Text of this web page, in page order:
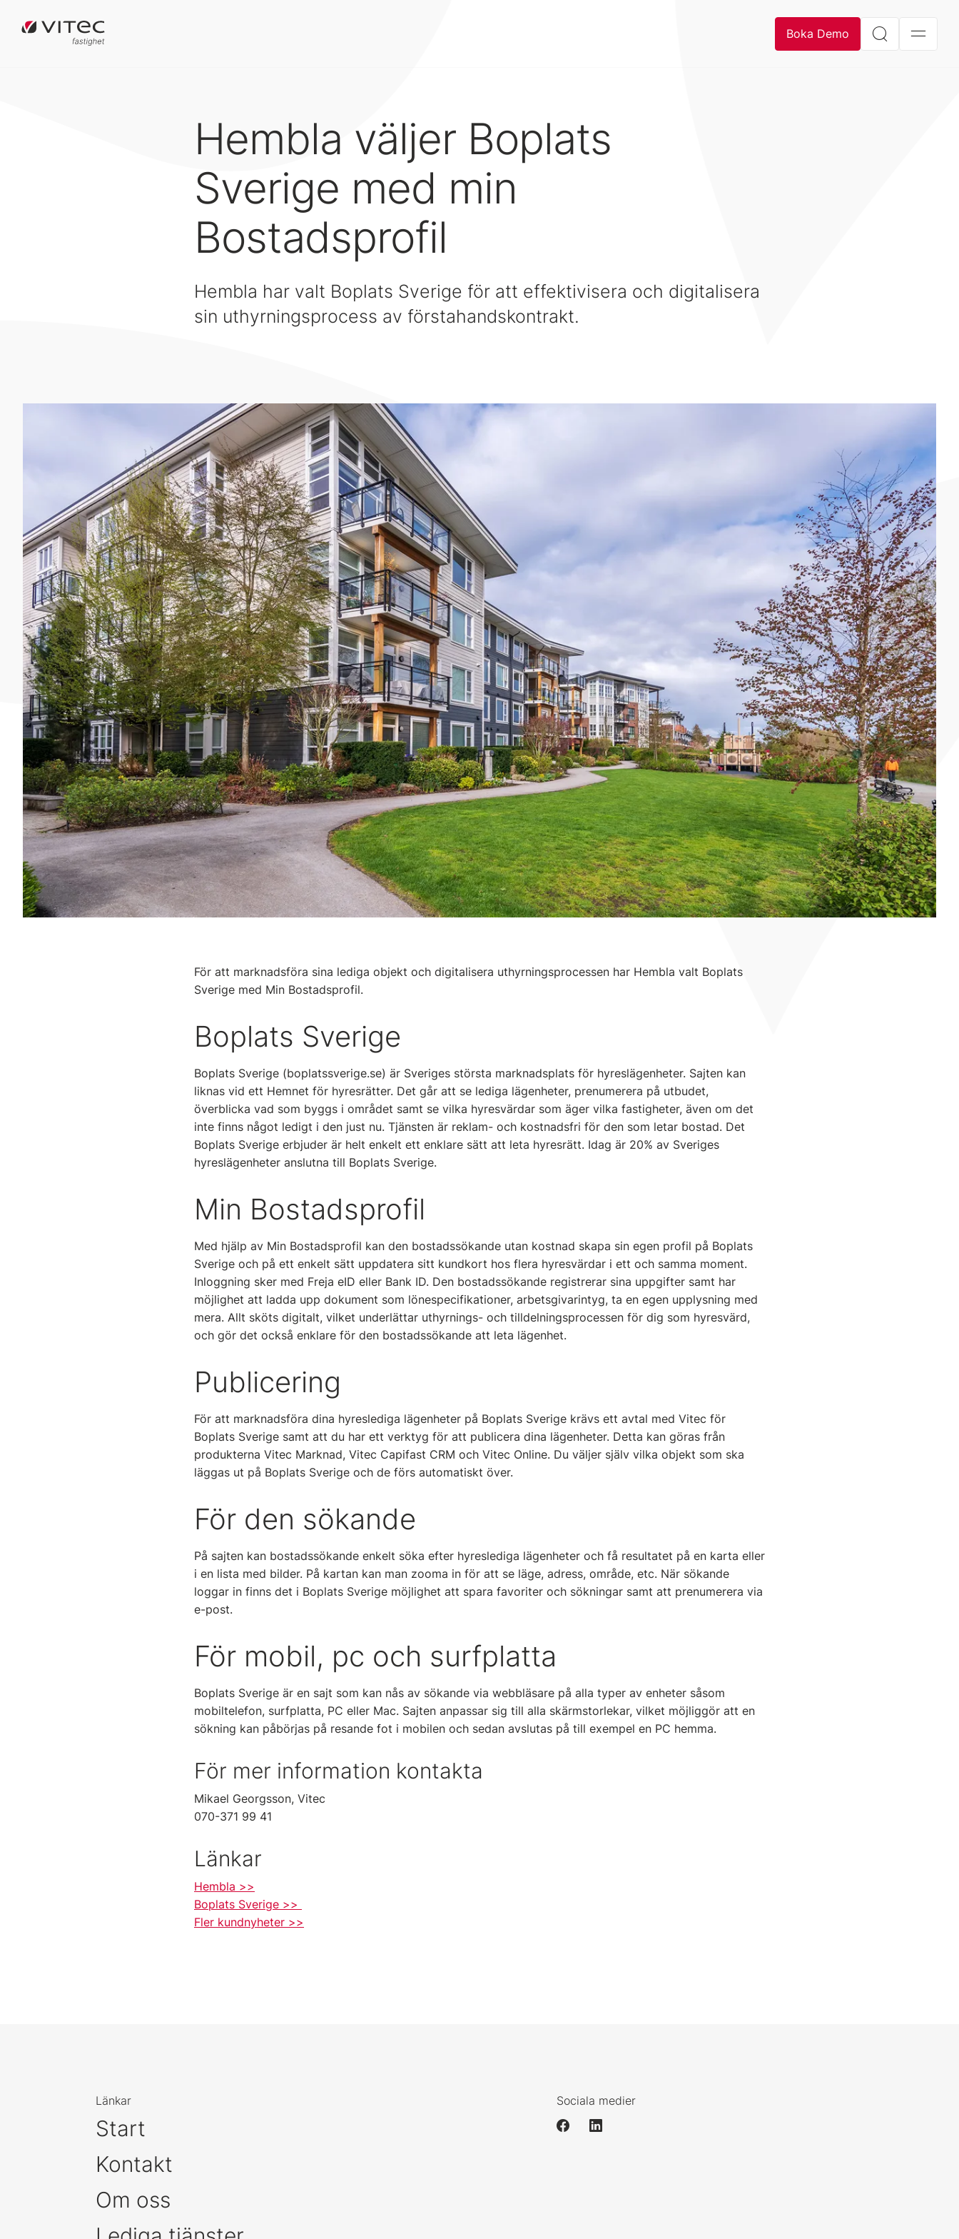
Boka Demo
Hembla väljer Boplats
Sverige med min
Bostadsprofil
Hembla har valt Boplats Sverige för att effektivisera och digitalisera
sin uthyrningsprocess av förstahandskontrakt.
För att marknadsföra sina lediga objekt och digitalisera uthyrningsprocessen har Hembla valt Boplats
Sverige med Min Bostadsprofil.
Boplats Sverige
Boplats Sverige (boplatssverige.se) är Sveriges största marknadsplats för hyreslägenheter. Sajten kan
liknas vid ett Hemnet för hyresrätter. Det går att se lediga lägenheter, prenumerera på utbudet,
överblicka vad som byggs i området samt se vilka hyresvärdar som äger vilka fastigheter, även om det
inte finns något ledigt i den just nu. Tjänsten är reklam- och kostnadsfri för den som letar bostad. Det
Boplats Sverige erbjuder är helt enkelt ett enklare sätt att leta hyresrätt. Idag är 20% av Sveriges
hyreslägenheter anslutna till Boplats Sverige.
Min Bostadsprofil
Med hjälp av Min Bostadsprofil kan den bostadssökande utan kostnad skapa sin egen profil på Boplats
Sverige och på ett enkelt sätt uppdatera sitt kundkort hos flera hyresvärdar i ett och samma moment.
Inloggning sker med Freja eID eller Bank ID. Den bostadssökande registrerar sina uppgifter samt har
möjlighet att ladda upp dokument som lönespecifikationer, arbetsgivarintyg, ta en egen upplysning med
mera. Allt sköts digitalt, vilket underlättar uthyrnings- och tilldelningsprocessen för dig som hyresvärd,
och gör det också enklare för den bostadssökande att leta lägenhet.
Publicering
För att marknadsföra dina hyreslediga lägenheter på Boplats Sverige krävs ett avtal med Vitec för
Boplats Sverige samt att du har ett verktyg för att publicera dina lägenheter. Detta kan göras från
produkterna Vitec Marknad, Vitec Capifast CRM och Vitec Online. Du väljer själv vilka objekt som ska
läggas ut på Boplats Sverige och de förs automatiskt över.
För den sökande
På sajten kan bostadssökande enkelt söka efter hyreslediga lägenheter och få resultatet på en karta eller
i en lista med bilder. På kartan kan man zooma in för att se läge, adress, område, etc. När sökande
loggar in finns det i Boplats Sverige möjlighet att spara favoriter och sökningar samt att prenumerera via
e-post.
För mobil, pc och surfplatta
Boplats Sverige är en sajt som kan nås av sökande via webbläsare på alla typer av enheter såsom
mobiltelefon, surfplatta, PC eller Mac. Sajten anpassar sig till alla skärmstorlekar, vilket möjliggör att en
sökning kan påbörjas på resande fot i mobilen och sedan avslutas på till exempel en PC hemma.
För mer information kontakta
Mikael Georgsson, Vitec
070-371 99 41
Länkar
Hembla >>
Boplats Sverige >>
Fler kundnyheter >>
Länkar
Start
Kontakt
Om oss
Sociala medier